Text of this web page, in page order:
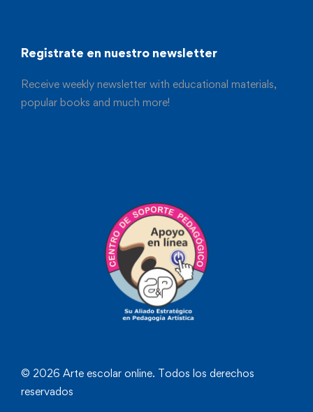
Registrate en nuestro newsletter
Receive weekly newsletter with educational materials,
popular books and much more!
© 2026 Arte escolar online. Todos los derechos
reservados